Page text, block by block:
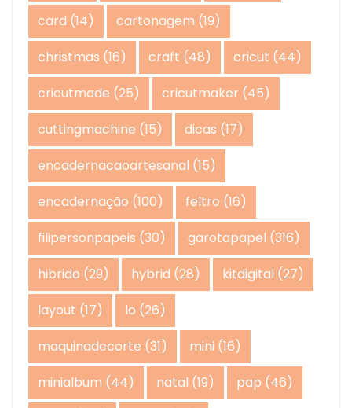
card (14) cartonagem (19)
christmas (16) craft (48) cricut (44)
cricutmade (25) cricutmaker (45)
cuttingmachine (15) dicas (17)
encadernacaoartesanal (15)
encadernação (100) feltro (16)
filipersonpapeis (30) garotapapel (316)
hibrido (29) hybrid (28) kitdigital (27)
layout (17) lo (26)
maquinadecorte (31) mini (16)
minialbum (44) natal (19) pap (46)